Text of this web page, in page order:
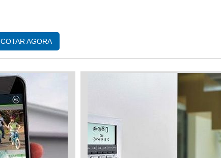
COTAR AGORA